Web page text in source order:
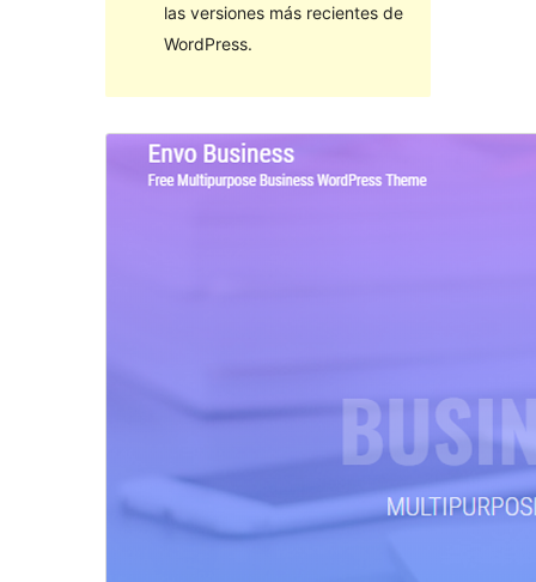
las versiones más recientes de
WordPress.